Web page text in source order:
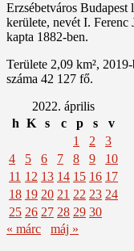
Erzsébetváros Budapest
kerülete, nevét I. Ferenc
kapta 1882-ben.
Területe 2,09 km²,
száma 42 127 fő.
2022. április
h K s c p s
v
1
2
3
4
5 6 7 8 9
10
11 12 13 14 15 16 17
18 19 20 21 22 23 24
25 26 27 28 29 30
« márc
máj »